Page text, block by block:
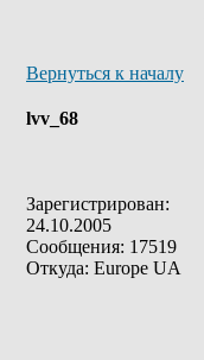
Вернуться к началу
lvv_68
Зарегистрирован:
24.10.2005
Сообщения: 17519
Откуда: Europe UA